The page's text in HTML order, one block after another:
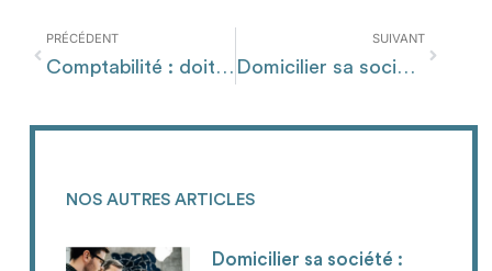
PRÉCÉDENT
Comptabilité : doit-on la confier à un professionnel ?
SUIVANT
Domicilier sa société : Avantages et Incovénients
NOS AUTRES ARTICLES
Domicilier sa société :